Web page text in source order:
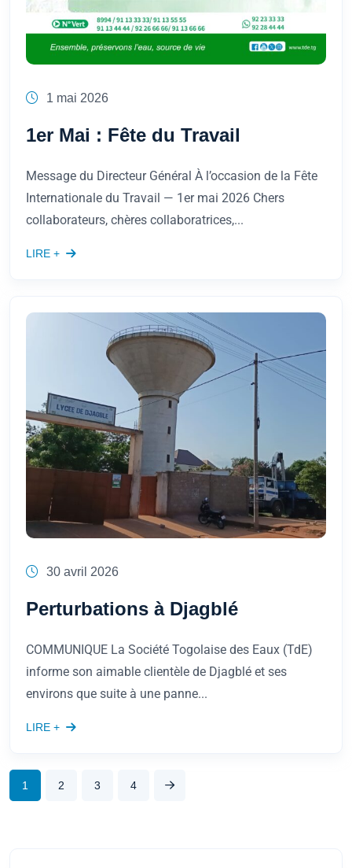
1 mai 2026
1er Mai : Fête du Travail
Message du Directeur Général À l’occasion de la Fête
Internationale du Travail — 1er mai 2026 Chers
collaborateurs, chères collaboratrices,...
LIRE +
30 avril 2026
Perturbations à Djagblé
COMMUNIQUE La Société Togolaise des Eaux (TdE)
informe son aimable clientèle de Djagblé et ses
environs que suite à une panne...
LIRE +
1 2 3 4